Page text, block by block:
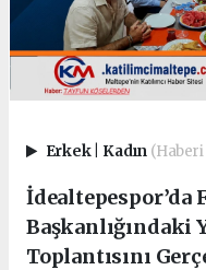
Erkek Kadın (Haberi
İdealtepespor’da
Başkanlığındaki
Toplantısını